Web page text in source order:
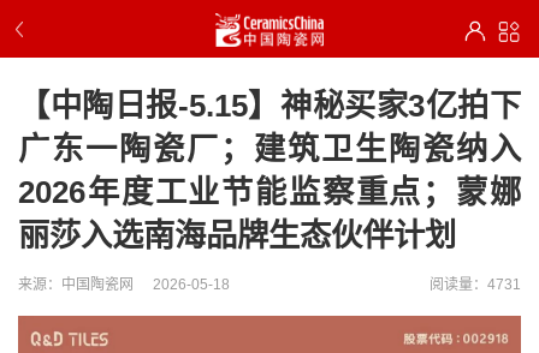
【中陶日报-5.15】神秘买家3亿拍下
广东一陶瓷厂；建筑卫生陶瓷纳入
2026年度工业节能监察重点；蒙娜
丽莎入选南海品牌生态伙伴计划
来源：中国陶瓷网 2026-05-18 阅读量：4731